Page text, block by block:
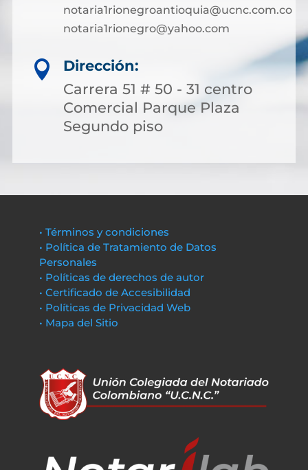
notaria1rionegroantioquia@ucnc.com.co
notaria1rionegro@yahoo.com

Dirección:
Carrera 51 # 50 - 31 centro
Comercial Parque Plaza
Segundo piso
• Términos y condiciones
• Política de Tratamiento de Datos
Personales
• Políticas de derechos de autor
• Certificado de Accesibilidad
• Políticas de Privacidad Web
• Mapa del Sitio